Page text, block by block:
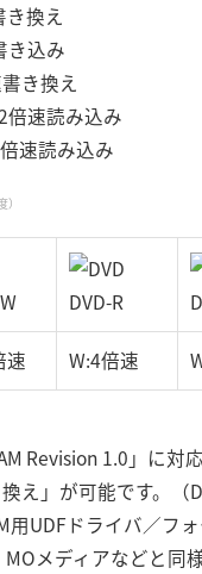
換え
込み
き換え
速読み込み
速読み込み
DVD-R
速 W:4倍速
Revision 1.0」に
え」が可能です。
用UDFドライバ／フ
メディアなどと